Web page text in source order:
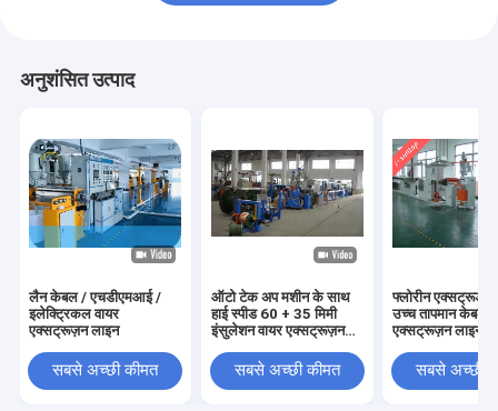
अनुशंसित उत्पाद
लैन केबल / एचडीएमआई /
इलेक्ट्रिकल वायर
एक्सट्रूज़न लाइन
सबसे अच्छी कीमत
ऑटो टेक अप मशीन के साथ
हाई स्पीड 60 + 35 मिमी
इंसुलेशन वायर एक्सट्रूज़न
सबसे अच्छी कीमत
फ्लोरीन एक्सट्रूडेड
उच्च तापमान केबल
एक्सट्रूज़न लाइन
सबसे अच्छी